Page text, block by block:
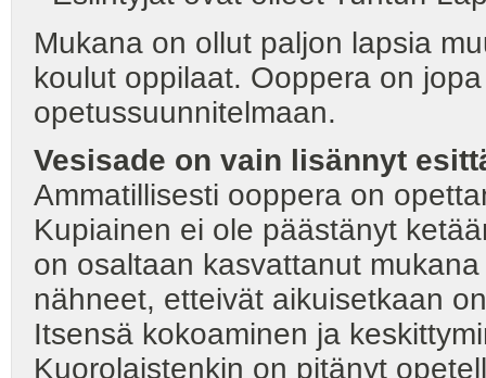
Mukana on ollut paljon lapsia
koulut oppilaat. Ooppera on
opetussuunnitelmaan.
Vesisade on vain lisännyt
Ammatillisesti ooppera on
Kupiainen ei ole päästänyt
on osaltaan kasvattanut
nähneet, etteivät aikuisetkaan
Itsensä kokoaminen ja
Kuorolaistenkin on pitänyt